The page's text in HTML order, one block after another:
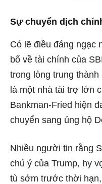
Sự chuyển dịch
Có lẽ điều đáng ngạc
bố về tài chính của
trong lòng trung
là một nhà tài trợ lớn
Bankman-Fried hiện
chuyển sang ủng hộ
Nhiều người tin rằng
chú ý của Trump, hy
tù sớm trước thời